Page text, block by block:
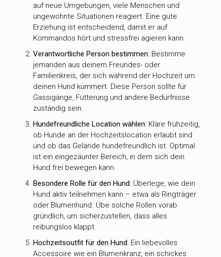
auf neue Umgebungen, viele Menschen und
ungewohnte Situationen reagiert. Eine gute
Erziehung ist entscheidend, damit er auf
Kommandos hört und stressfrei agieren kann.
Verantwortliche Person bestimmen: Bestimme
jemanden aus deinem Freundes- oder
Familienkreis, der sich während der Hochzeit um
deinen Hund kümmert. Diese Person sollte für
Gassigänge, Fütterung und andere Bedürfnisse
zuständig sein.
Hundefreundliche Location wählen: Kläre frühzeitig,
ob Hunde an der Hochzeitslocation erlaubt sind
und ob das Gelände hundefreundlich ist. Optimal
ist ein eingezäunter Bereich, in dem sich dein
Hund frei bewegen kann.
Besondere Rolle für den Hund: Überlege, wie dein
Hund aktiv teilnehmen kann – etwa als Ringträger
oder Blumenhund. Übe solche Rollen vorab
gründlich, um sicherzustellen, dass alles
reibungslos klappt.
Hochzeitsoutfit für den Hund: Ein liebevolles
Accessoire wie ein Blumenkranz, ein schickes